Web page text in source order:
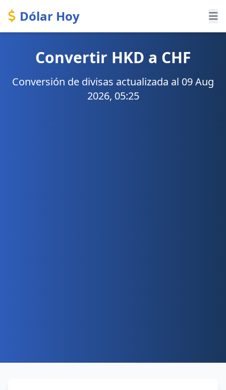
Dólar Hoy
Convertir HKD a CHF
Conversión de divisas actualizada al 09 Aug
2026, 05:25